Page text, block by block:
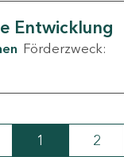
Entwicklung
Förderzweck:
Seite
1 Seite
2